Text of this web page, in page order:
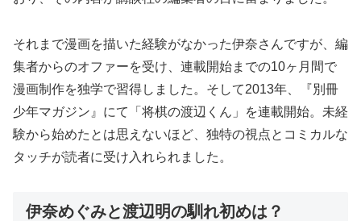
それまで漫画を描いた経験がなかった伊奈さんですが、編
集者からのオファーを受け、連載開始までの10ヶ月間で
漫画制作を独学で習得しました。そして2013年、『別冊
少年マガジン』にて「将棋の渡辺くん」を連載開始。未経
験から始めたとは思えないほど、独特の視点とコミカルな
タッチが読者に受け入れられました。
伊奈めぐみと渡辺明の馴れ初めは？